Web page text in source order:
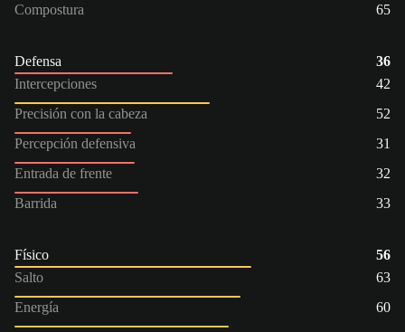
Compostura
65
Defensa
36
Intercepciones
42
Precisión con la cabeza
52
Percepción defensiva
31
Entrada de frente
32
Barrida
33
Físico
56
Salto
63
Energía
60